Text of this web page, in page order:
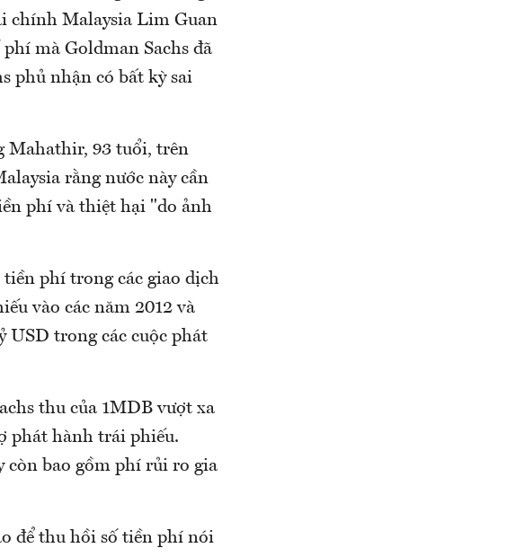
chính Malaysia Lim Guan
mà Goldman Sachs đã
phủ nhận có bất kỳ sai
Mahathir, 93 tuổi, trên
rằng nước này cần
phí và thiệt hại "do ảnh
phí trong các giao dịch
vào các năm 2012 và
USD trong các cuộc phát
thu của 1MDB vượt xa
phát hành trái phiếu.
còn bao gồm phí rủi ro gia
để thu hồi số tiền phí nói